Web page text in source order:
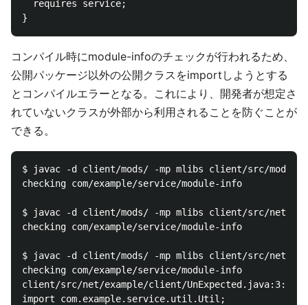
  requires service;
コンパイル時にmodule-infoのチェックが行われるため、
公開パッケージ以外の公開クラスをimportしようとする
とコンパイルエラーとなる。これにより、開発者が想定さ
れていないクラスが外部から利用されることを防ぐことが
できる。
$ javac -d client/mods/ -mp mlibs client/src/
checking com/example/service/module-info
$ javac -d client/mods/ -mp mlibs client/src/net/
checking com/example/service/module-info
$ javac -d client/mods/ -mp mlibs client/src/net/
checking com/example/service/module-info
client/src/net/example/client/UnExpected.java:3:
import com.example.service.util.Util;